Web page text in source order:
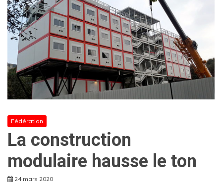
Fédération
La construction
modulaire hausse le ton
24 mars 2020